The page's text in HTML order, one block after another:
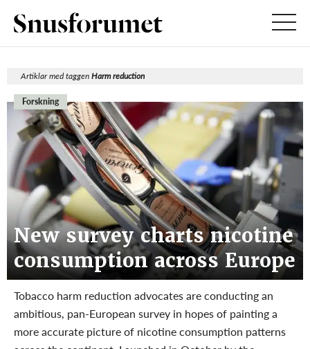
Artiklar med taggenHarm reduction
Forskning
New survey charts nicotine
consumption across Europe
Tobacco harm reduction advocates are conducting an
ambitious, pan-European survey in hopes of painting a
more accurate picture of nicotine consumption patterns